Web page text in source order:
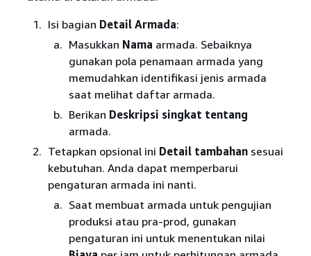
Isi bagian Detail Armada:
Masukkan Nama armada. Sebaiknya
gunakan pola penamaan armada yang
memudahkan identifikasi jenis armada
saat melihat daftar armada.
Berikan Deskripsi singkat tentang
armada.
Tetapkan opsional ini Detail tambahansesuai
kebutuhan. Anda dapat memperbarui
pengaturan armada ini nanti.
Saat membuat armada untuk pengujian
produksi atau pra-prod, gunakan
pengaturan ini untuk menentukan nilai